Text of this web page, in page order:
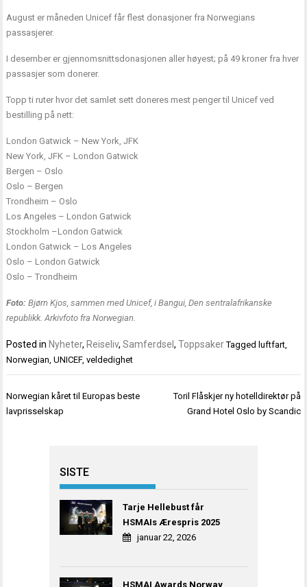
August er måneden Unicef får flest donasjoner fra Norwegians
passasjerer.
I desember er gjennomsnittsdonasjonen aller høyest; på 49 kroner fra hver
passasjer som donerer.
Topp ti ruter hvor det samlet sett doneres mest penger til Unicef ved
bestilling på nett:
London Gatwick – New York, JFK
New York, JFK – London Gatwick
Bergen – Oslo
Oslo – Bergen
Trondheim – Oslo
Los Angeles – London Gatwick
Stockholm –London Gatwick
London Gatwick – Los Angeles
Oslo – London Gatwick
Oslo – Trondheim
Foto: Bjørn Kjos, sammen med Unicef, i Bangui, Den sentralafrikanske
republikk. Arkivfoto fra Norwegian.
Posted in Nyheter, Reiseliv,Samferdsel,Toppsaker Tagged luftfart,
Norwegian,UNICEF,veldedighet
Innleggsnavigasjon
Norwegian kåret til Europas beste
lavprisselskap
Toril Flåskjer ny hotelldirektør på
Grand Hotel Oslo by Scandic
SISTE
Tarje Hellebust får
HSMAIs Ærespris 2025
januar 22, 2026
HSMAI Awards Norway